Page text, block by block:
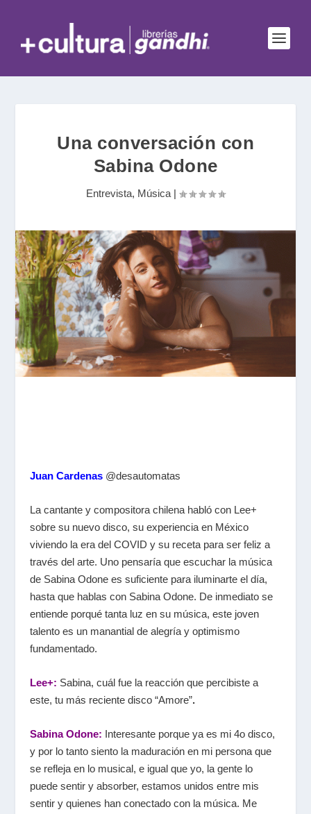
Una conversación con
Sabina Odone
Entrevista, Música |
Juan Cardenas@desautomatas
La cantante y compositora chilena habló con Lee+
sobre su nuevo disco, su experiencia en México
viviendo la era del COVID y su receta para ser feliz a
través del arte. Uno pensaría que escuchar la música
de Sabina Odone es suficiente para iluminarte el día,
hasta que hablas con Sabina Odone. De inmediato se
entiende porqué tanta luz en su música, este joven
talento es un manantial de alegría y optimismo
fundamentado.
Lee+: Sabina, cuál fue la reacción que percibiste a
este, tu más reciente disco “Amore”.
Sabina Odone: Interesante porque ya es mi 4o disco,
y por lo tanto siento la maduración en mi persona que
se refleja en lo musical, e igual que yo, la gente lo
puede sentir y absorber, estamos unidos entre mis
sentir y quienes han conectado con la música. Me